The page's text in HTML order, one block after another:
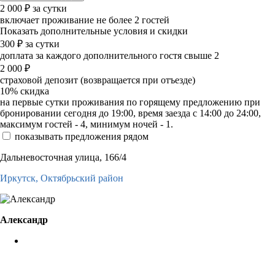
2 000 ₽ за сутки
включает проживание не более 2 гостей
Показать дополнительные условия и скидки
300 ₽ за сутки
доплата за каждого дополнительного гостя свыше 2
2 000 ₽
страховой депозит (возвращается при отъезде)
10% скидка
на первые сутки проживания по горящему предложению при
бронировании сегодня до 19:00, время заезда с 14:00 до 24:00,
максимум гостей - 4, минимум ночей - 1.
показывать предложения рядом
Дальневосточная улица, 166/4
Иркутск, Октябрьский район
Александр